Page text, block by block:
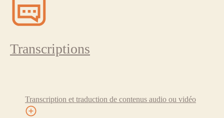
Transcriptions
Transcription et traduction de contenus audio ou vidéo